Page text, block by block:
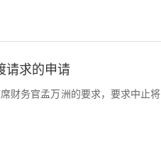
请求的申请
财务官孟万洲的要求，要求中止将